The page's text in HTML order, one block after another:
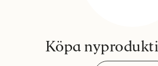
Köpa